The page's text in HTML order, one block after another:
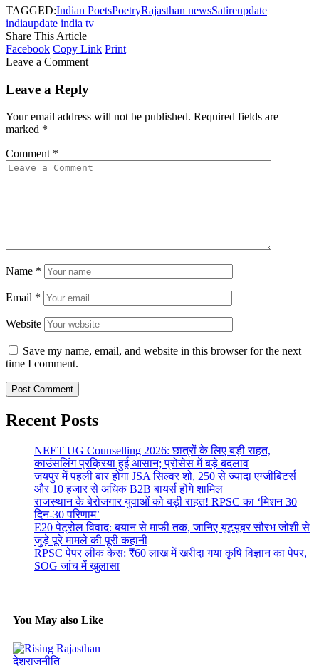
TAGGED:Indian PoetsPoetryRajasthan newsSatireupdate
indiaupdate india tv
Share This Article
Facebook Copy Link Print
Leave a Comment
Leave a Reply
Your email address will not be published. Required fields are
marked *
Comment *
Name *
Email *
Website
Save my name, email, and website in this browser for the next
time I comment.
Recent Posts
NEET UG Counselling 2026: छात्रों के लिए बड़ी राहत,
काउंसलिंग प्रक्रिया हुई आसान; प्रोसेस में बड़े बदलाव
जयपुर में पहली बार होगा JSA सिल्वर शो, 250 से ज्यादा एग्जीबिटर्स
और 10 हजार से अधिक B2B बायर्स होंगे शामिल
राजस्थान के बेरोजगार युवाओं को बड़ी राहत! RPSC का ‘मिशन 30
दिन-30 परिणाम’
E20 पेट्रोल विवाद: बयान से माफी तक, जानिए यूट्यूबर सौरभ जोशी से
जुड़े पूरे मामले की पूरी कहानी
RPSC पेपर लीक केस: ₹60 लाख में खरीदा गया कृषि विज्ञान का पेपर,
SOG जांच में खुलासा
You May also Like
देशराजनीति